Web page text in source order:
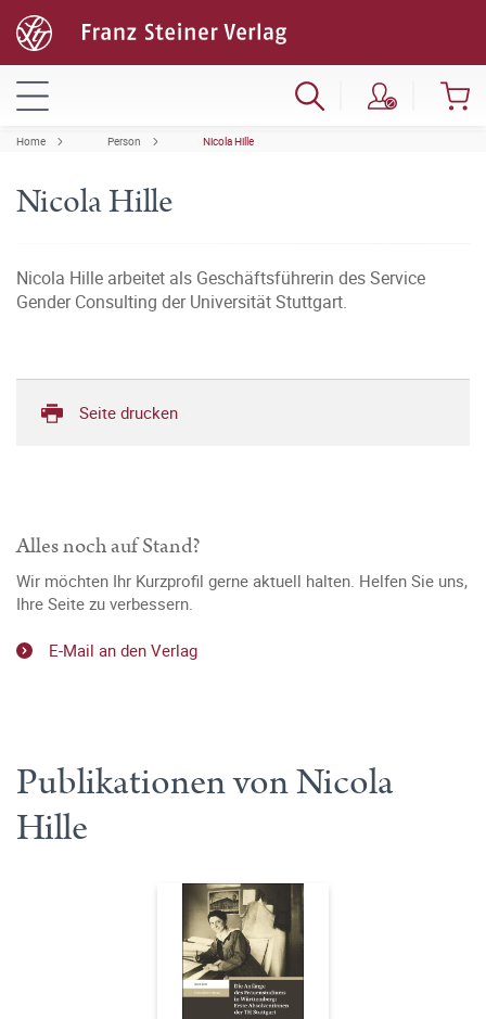
Home Person Nicola Hille
Nicola Hille
Nicola Hille arbeitet als Geschäftsführerin des Service
Gender Consulting der Universität Stuttgart.
Seite drucken
Alles noch auf Stand?
Wir möchten Ihr Kurzprofil gerne aktuell halten. Helfen Sie uns,
Ihre Seite zu verbessern.
E-Mail an den Verlag
Publikationen von Nicola
Hille